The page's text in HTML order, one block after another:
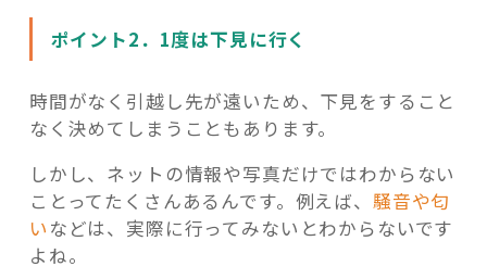
ポイント2．1度は下見に行く
時間がなく引越し先が遠いため、下見をすること
なく決めてしまうこともあります。
しかし、ネットの情報や写真だけではわからない
ことってたくさんあるんです。例えば、 騒音や匂
い などは、実際に行ってみないとわからないです
よね。